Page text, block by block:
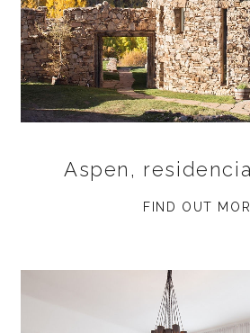
Aspen,
FIND OUT